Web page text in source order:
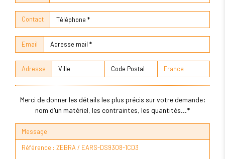
Contact
Email
Adresse
Merci de donner les détails les plus précis sur votre demande:
nom d'un matériel, les contraintes, les quantités...*
Message